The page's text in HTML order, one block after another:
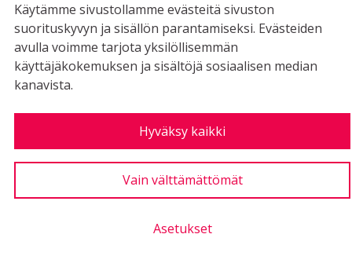
Käytämme sivustollamme evästeitä sivuston
suorituskyvyn ja sisällön parantamiseksi. Evästeiden
avulla voimme tarjota yksilöllisemmän
käyttäjäkokemuksen ja sisältöjä sosiaalisen median
kanavista.
Hyväksy kaikki
Vain välttämättömät
Asetukset
EI MAHDOLLINEN
Nyt on jo aika laittaa stoppi Erkyläntien
suunnitelmille, jo yksistään säästösyistä.
Yksikään muu...
05.11.2019
2 2 SEURAAJAA
SEURAA
ERKYLÄNTIEN